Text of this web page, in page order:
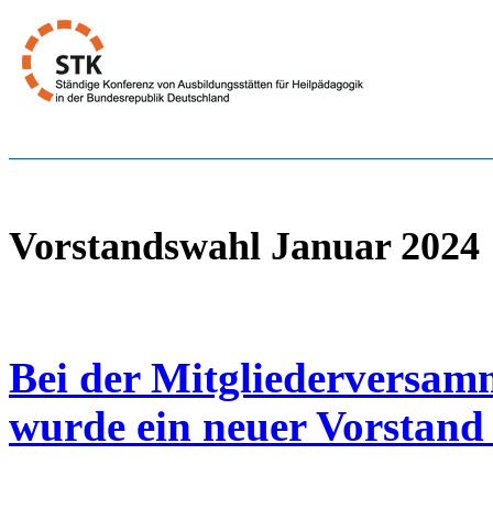
Vorstandswahl Januar 2024
Bei der
wurde ein neuer